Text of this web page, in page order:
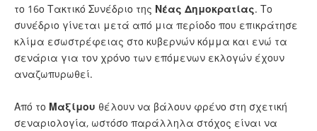
το 16ο Τακτικό Συνέδριο της Νέας Δημοκρατίας. Το
συνέδριο γίνεται μετά από μια περίοδο που επικράτησε
κλίμα εσωστρέφειας στο κυβερνών κόμμα και ενώ τα
σενάρια για τον χρόνο των επόμενων εκλογών έχουν
αναζωπυρωθεί.
Από το Μαξίμου θέλουν να βάλουν φρένο στη σχετική
σεναριολογία, ωστόσο παράλληλα στόχος είναι να